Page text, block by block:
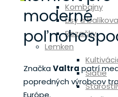
Kombajny
Lisy a
Rezačky
Lemken
Siatie
moderné
ZnačkaValtra patrí
popredných výrobcov
Európe.